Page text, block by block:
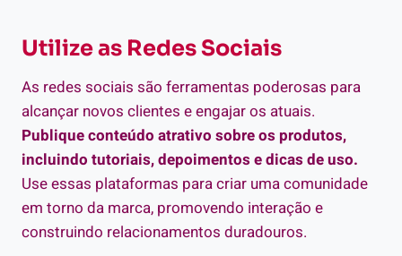
Utilize as Redes Sociais
As redes sociais são ferramentas poderosas para
alcançar novos clientes e engajar os atuais.
Publique conteúdo atrativo sobre os produtos,
incluindo tutoriais, depoimentos e dicas de uso.
Use essas plataformas para criar uma comunidade
em torno da marca, promovendo interação e
construindo relacionamentos duradouros.